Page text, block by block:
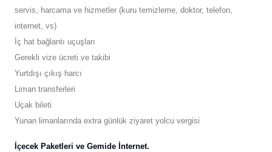
servis, harcama ve hizmetler (kuru temizleme, doktor, telefon,
internet, vs)
İç hat bağlantı uçuşları
Gerekli vize ücreti ve takibi
Yurtdışı çıkış harcı
Liman transferleri
Uçak bileti
Yunan limanlarında extra günlük ziyaret yolcu vergisi
İçecek Paketleri ve Gemide İnternet.